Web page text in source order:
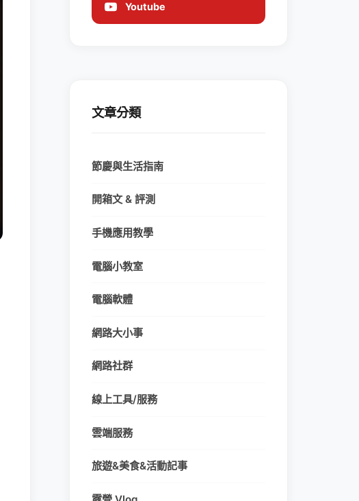
Youtube
文章分類
節慶與生活指南
開箱文 & 評測
手機應用教學
電腦小教室
電腦軟體
網路大小事
網路社群
線上工具/服務
雲端服務
旅遊&美食&活動記事